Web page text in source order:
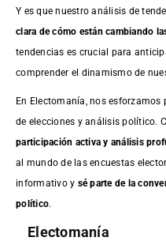
Y es que nuestro análisis de
clara de cómo están cambiando
tendencias es crucial para
comprender el dinamismo de
En Electomanía, nos
de elecciones y análisis político.
participación activa y análisis
al mundo de las encuestas
informativo y sé parte de la
político.
Electomanía